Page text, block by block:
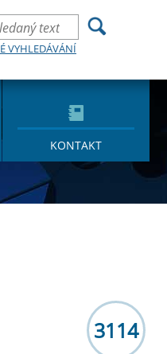
VYHLEDÁVÁNÍ
KONTAKT
3114